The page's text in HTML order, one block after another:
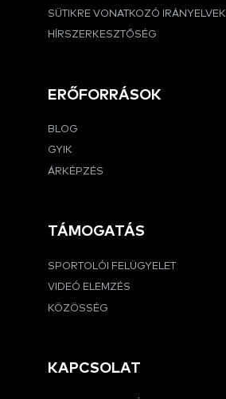
SÜTIKRE VONATKOZÓ IRÁNYELVEK
HÍRSZERKESZTŐSÉG
ERŐFORRÁSOK
BLOG
GYIK
ÁRKÉPZÉS
TÁMOGATÁS
SPORTOLÓI FELÜGYELET
VIDEÓ ELEMZÉS
KÖZÖSSÉG
KAPCSOLAT